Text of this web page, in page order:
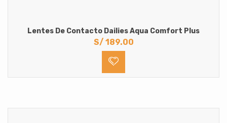
Lentes De Contacto Dailies Aqua Comfort Plus
S/ 189.00